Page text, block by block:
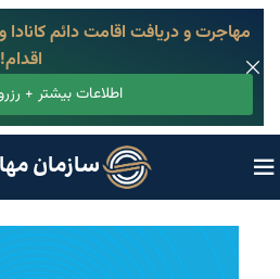
سازمان
مهاجرت و دریافت اقامت دائم کانادا
اقدام!
اطلاعات بیشتر +